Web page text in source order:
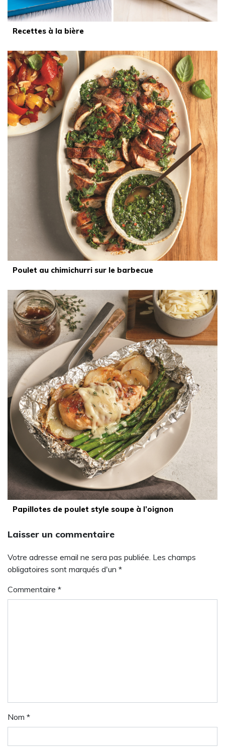
Recettes à la bière
Poulet au chimichurri sur le barbecue
Papillotes de poulet style soupe à l’oignon
Laisser un commentaire
Votre adresse email ne sera pas publiée. Les champs
obligatoires sont marqués d'un *
Commentaire *
Nom *